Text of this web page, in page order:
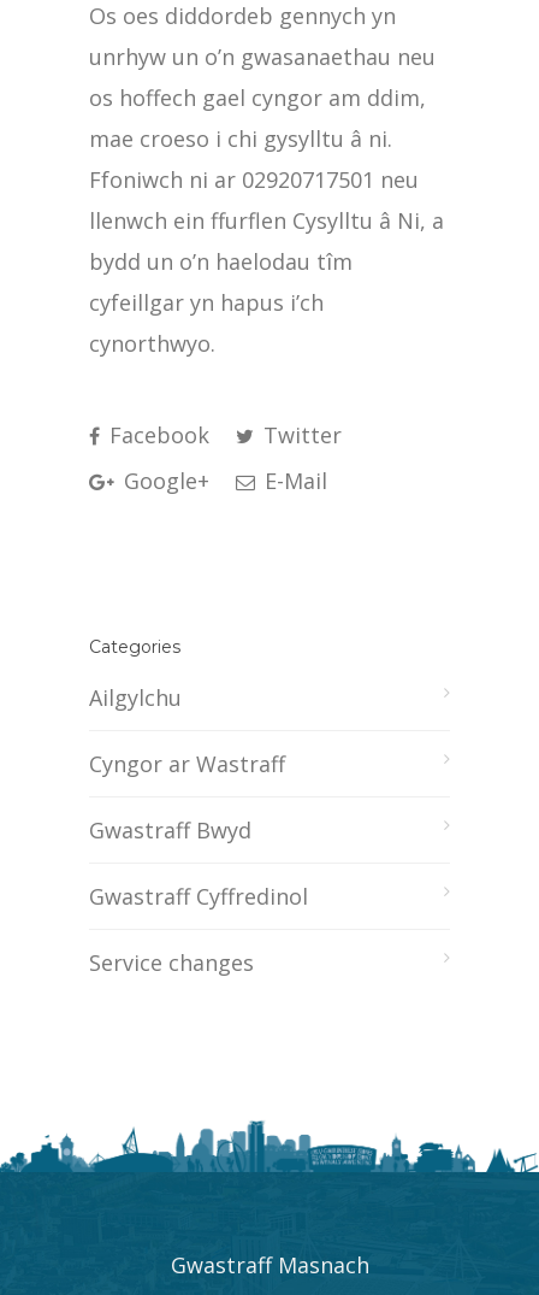
Os oes diddordeb gennych yn
unrhyw un o’n gwasanaethau neu
os hoffech gael cyngor am ddim,
mae croeso i chi gysylltu â ni.
Ffoniwch ni ar 02920717501 neu
llenwch ein ffurflen Cysylltu â Ni, a
bydd un o’n haelodau tîm
cyfeillgar yn hapus i’ch
cynorthwyo.
Facebook
Twitter
Google+
E-Mail
Categories
Ailgylchu
Cyngor ar Wastraff
Gwastraff Bwyd
Gwastraff Cyffredinol
Service changes
Gwastraff Masnach